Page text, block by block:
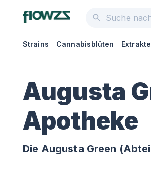
Strains Cannabisblüten Extrakte
Augusta
Apotheke
Die Augusta Green